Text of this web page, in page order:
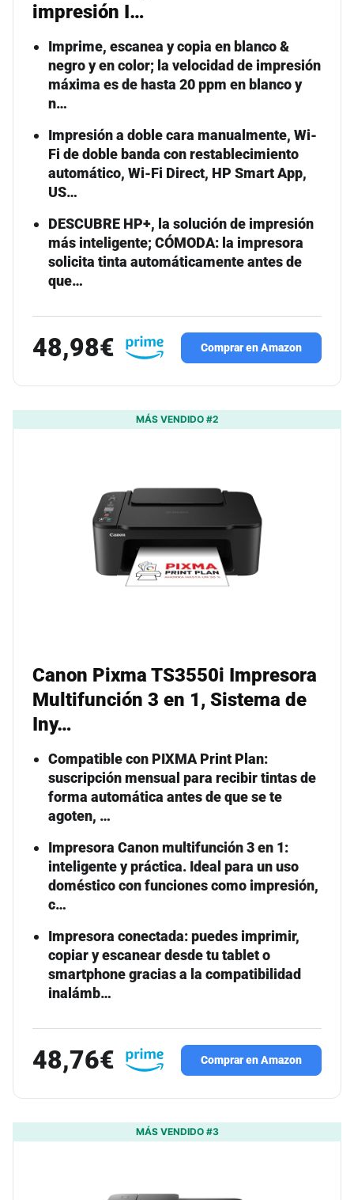
impresión I…
Imprime, escanea y copia en blanco &
negro y en color; la velocidad de impresión
máxima es de hasta 20 ppm en blanco y
n…
Impresión a doble cara manualmente, Wi-
Fi de doble banda con restablecimiento
automático, Wi-Fi Direct, HP Smart App,
US…
DESCUBRE HP+, la solución de impresión
más inteligente; CÓMODA: la impresora
solicita tinta automáticamente antes de
que…
48,98€ Comprar en Amazon
MÁS VENDIDO #2
Canon Pixma TS3550i Impresora
Multifunción 3 en 1, Sistema de
Iny…
Compatible con PIXMA Print Plan:
suscripción mensual para recibir tintas de
forma automática antes de que se te
agoten, …
Impresora Canon multifunción 3 en 1:
inteligente y práctica. Ideal para un uso
doméstico con funciones como impresión,
c…
Impresora conectada: puedes imprimir,
copiar y escanear desde tu tablet o
smartphone gracias a la compatibilidad
inalámb…
48,76€ Comprar en Amazon
MÁS VENDIDO #3